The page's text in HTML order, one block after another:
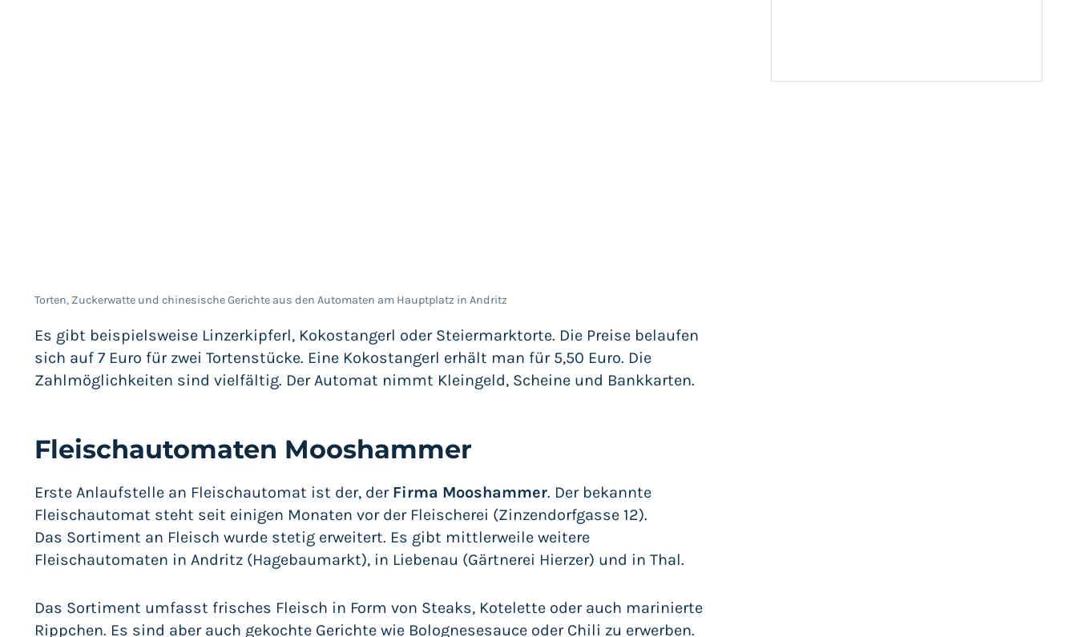
Torten, Zuckerwatte und chinesische Gerichte aus den Automaten am Hauptplatz in Andritz
Es gibt beispielsweise Linzerkipferl, Kokostangerl oder Steiermarktorte. Die Preise belaufen
sich auf 7 Euro für zwei Tortenstücke. Eine Kokostangerl erhält man für 5,50 Euro. Die
Zahlmöglichkeiten sind vielfältig. Der Automat nimmt Kleingeld, Scheine und Bankkarten.
Fleischautomaten Mooshammer
Erste Anlaufstelle an Fleischautomat ist der, der Firma Mooshammer. Der bekannte
Fleischautomat steht seit einigen Monaten vor der Fleischerei (Zinzendorfgasse 12).
Das Sortiment an Fleisch wurde stetig erweitert. Es gibt mittlerweile weitere
Fleischautomaten in Andritz (Hagebaumarkt), in Liebenau (Gärtnerei Hierzer) und in Thal.
Das Sortiment umfasst frisches Fleisch in Form von Steaks, Kotelette oder auch marinierte
Rippchen. Es sind aber auch gekochte Gerichte wie Bolognesesauce oder Chili zu erwerben.